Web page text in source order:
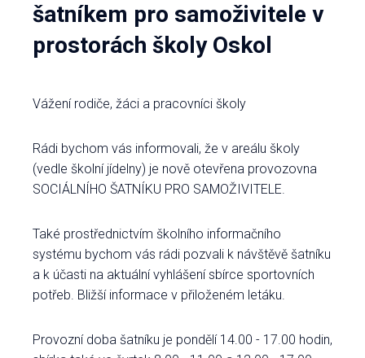
šatníkem pro samoživitele v
prostorách školy Oskol
Vážení rodiče, žáci a pracovníci školy
Rádi bychom vás informovali, že v areálu školy
(vedle školní jídelny) je nově otevřena provozovna
SOCIÁLNÍHO ŠATNÍKU PRO SAMOŽIVITELE.
Také prostřednictvím školního informačního
systému bychom vás rádi pozvali k návštěvě šatníku
a k účasti na aktuální vyhlášení sbírce sportovních
potřeb. Bližší informace v přiloženém letáku.
Provozní doba šatníku je pondělí 14.00 - 17.00 hodin,